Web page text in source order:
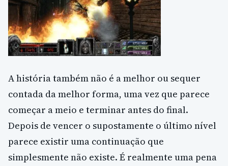
A história também não é a melhor ou sequer
contada da melhor forma, uma vez que parece
começar a meio e terminar antes do final.
Depois de vencer o supostamente o último nível
parece existir uma continuação que
simplesmente não existe. É realmente uma pena